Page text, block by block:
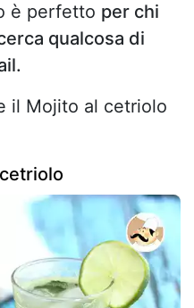
è perfetto per chi
qualcosa di
il Mojito al cetriolo